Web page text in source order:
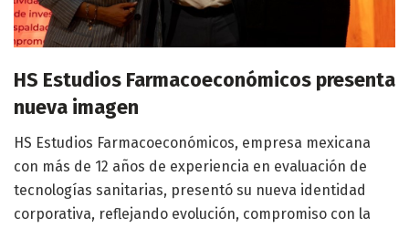
HS Estudios Farmacoeconómicos presenta
nueva imagen
HS Estudios Farmacoeconómicos, empresa mexicana
con más de 12 años de experiencia en evaluación de
tecnologías sanitarias, presentó su nueva identidad
corporativa, reflejando evolución, compromiso con la